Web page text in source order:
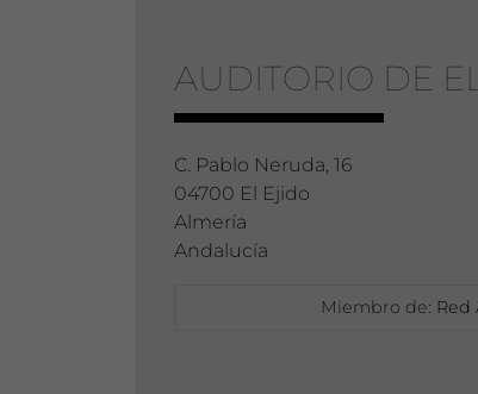
AUDITORIO DE
C. Pablo Neruda, 16
04700 El Ejido
Almería
Andalucía
Miembro de: Red